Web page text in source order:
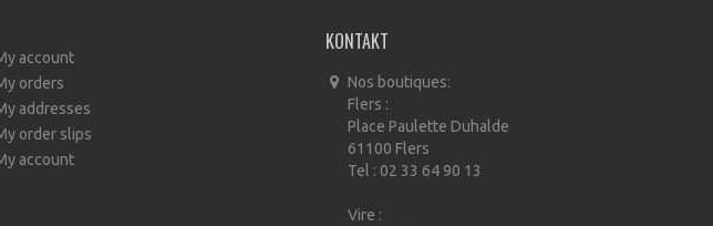
account
orders
addresses
order slips
account
KONTAKT
Nos boutiques:
Flers :
Place Paulette Duhalde
61100 Flers
Tel : 02 33 64 90 13
Vire :